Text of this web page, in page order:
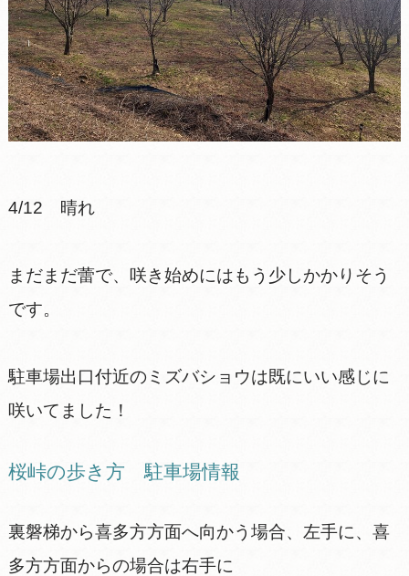
4/12 晴れ
まだまだ蕾で、咲き始めにはもう少しかかりそう
です。
駐車場出口付近のミズバショウは既にいい感じに
咲いてました！
桜峠の歩き方 駐車場情報
裏磐梯から喜多方方面へ向かう場合、左手に、喜
多方方面からの場合は右手に